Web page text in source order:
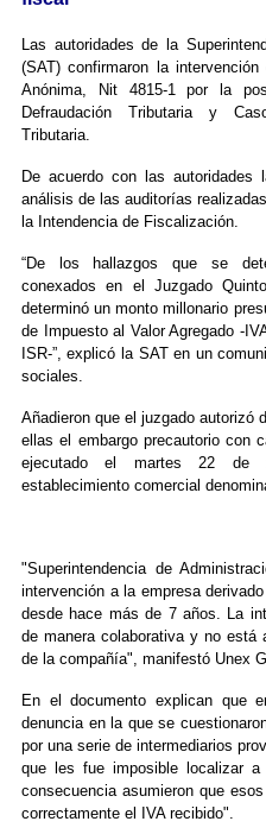
Las autoridades de la
(SAT) confirmaron la
Anónima, Nit 4815-1 por la
Defraudación Tributaria y
Tributaria.
De acuerdo con las autoridades
análisis de las auditorías
la Intendencia de Fiscalización.
“De los hallazgos que se
conexados en el Juzgado
determinó un monto millonario
de Impuesto al Valor Agregado -
ISR-”, explicó la SAT en un
sociales.
Añadieron que el juzgado autorizó
ellas el embargo precautorio con
ejecutado el martes 22 de
establecimiento comercial
"Superintendencia de
intervención a la empresa
desde hace más de 7 años. La
de manera colaborativa y no está
de la compañía", manifestó Unex
En el documento explican que
denuncia en la que se
por una serie de intermediarios
que les fue imposible localizar
consecuencia asumieron que
correctamente el IVA recibido".